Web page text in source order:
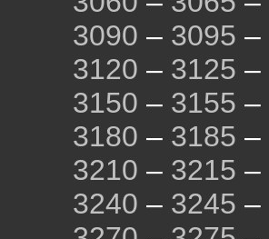
3090 – 3095 –
3120 – 3125 –
3150 – 3155 –
3180 – 3185 –
3210 – 3215 –
3240 – 3245 –